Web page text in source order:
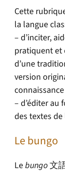
Cette
la langue
– d’inciter,
pratiquent et
d’une
version
– d’éditer au
des textes
Le bungo
Lebungo文